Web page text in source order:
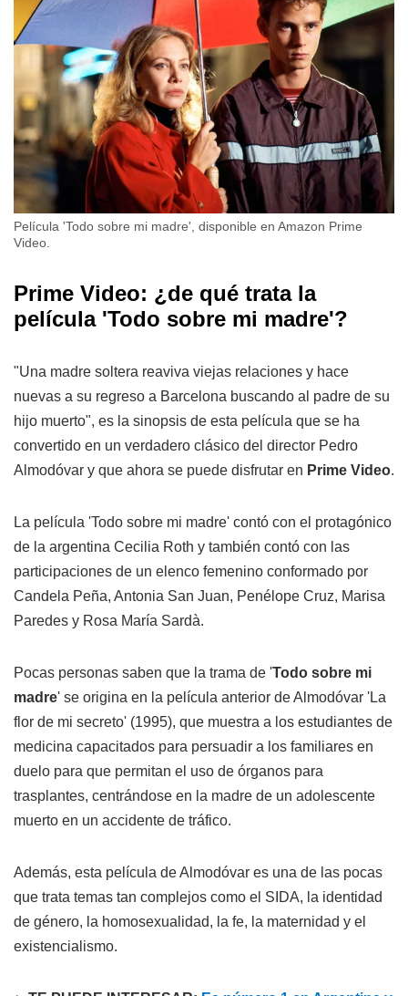
Película 'Todo sobre mi madre', disponible en Amazon Prime
Video.
Prime Video: ¿de qué trata la
película 'Todo sobre mi madre'?
"Una madre soltera reaviva viejas relaciones y hace
nuevas a su regreso a Barcelona buscando al padre de su
hijo muerto", es la sinopsis de esta película que se ha
convertido en un verdadero clásico del director Pedro
Almodóvar y que ahora se puede disfrutar en Prime Video.
La película 'Todo sobre mi madre' contó con el protagónico
de la argentina Cecilia Roth y también contó con las
participaciones de un elenco femenino conformado por
Candela Peña, Antonia San Juan, Penélope Cruz, Marisa
Paredes y Rosa María Sardà.
Pocas personas saben que la trama de 'Todo sobre mi
madre' se origina en la película anterior de Almodóvar 'La
flor de mi secreto' (1995), que muestra a los estudiantes de
medicina capacitados para persuadir a los familiares en
duelo para que permitan el uso de órganos para
trasplantes, centrándose en la madre de un adolescente
muerto en un accidente de tráfico.
Además, esta película de Almodóvar es una de las pocas
que trata temas tan complejos como el SIDA, la identidad
de género, la homosexualidad, la fe, la maternidad y el
existencialismo.